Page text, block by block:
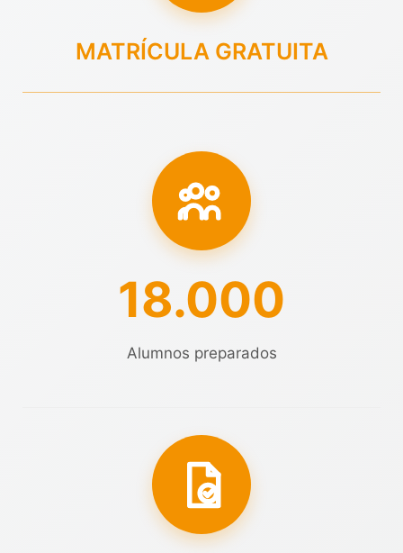
MATRÍCULA GRATUITA
18.000
Alumnos preparados